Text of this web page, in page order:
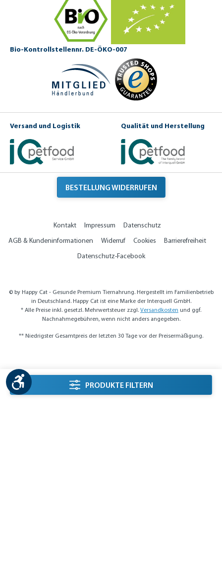
Seitenleiste FilterPRODUKTE FILTERN
Bio-Kontrollstellennr. DE-ÖKO-007
Versand und Logistik Qualität und Herstellung
BESTELLUNG WIDERRUFEN
Kontakt Impressum
Datenschutz
AGB & Kundeninformationen
Widerruf Cookies
Barrierefreiheit
Datenschutz-Facebook
© by Happy Cat - Gesunde Premium Tiernahrung. Hergestellt im Familienbetrieb
in Deutschland. Happy Cat ist eine Marke der Interquell GmbH.
* Alle Preise inkl. gesetzl. Mehrwertsteuer zzgl. Versandkosten und ggf.
Nachnahmegebühren, wenn nicht anders angegeben.
** Niedrigster Gesamtpreis der letzten 30 Tage vor der Preisermäßigung.
Werkzeugleiste anzeigen